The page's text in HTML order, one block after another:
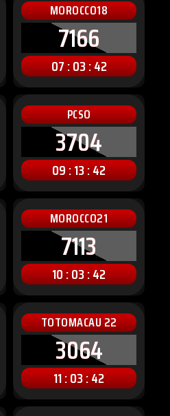
MOROCCO18
7166
07 : 03 : 40
PCSO
3704
09 : 13 : 40
MOROCCO21
7113
10 : 03 : 40
TOTOMACAU 22
3064
11 : 03 : 40